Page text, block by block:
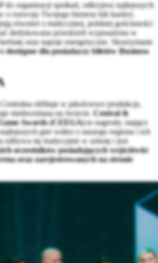
do organizacji spotkań, odkryjesz najlepszych
o rozwoju Twojego biznesu lub kariery.
również o tradycyjnej, polskiej gościnności
dedykowana przestrzeń wyposażona w
oraz napoje energetyczne. Skorzystanie
dostępne dla posiadaczy biletów Business
obfituje w jakościowe produkcje,
niedoceniana na świecie.Central &
Awards (CEEGA)to nagrody, mające
gier wideo z naszego regionu i ich
odbywa się tradycyjnie w sobotę i jest
uczestników posiadających wejściówki
oraz zarejestrowanych na stronie